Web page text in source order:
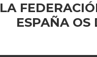
LA
ESPAÑA OS